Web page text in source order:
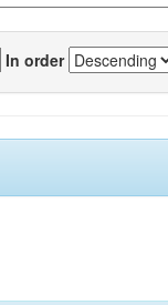
In order